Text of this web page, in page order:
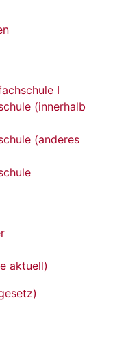
I
(innerhalb
(anderes
aktuell)